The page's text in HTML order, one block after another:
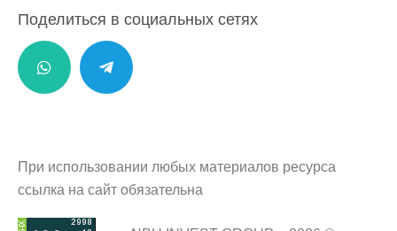
Поделиться в социальных сетях
При использовании любых материалов ресурса
ссылка на сайт обязательна